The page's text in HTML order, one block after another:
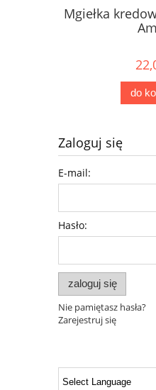
Mgiełka
do
Zaloguj się
E-mail:
Hasło:
zaloguj się
Nie pamiętasz hasła?
Zarejestruj się